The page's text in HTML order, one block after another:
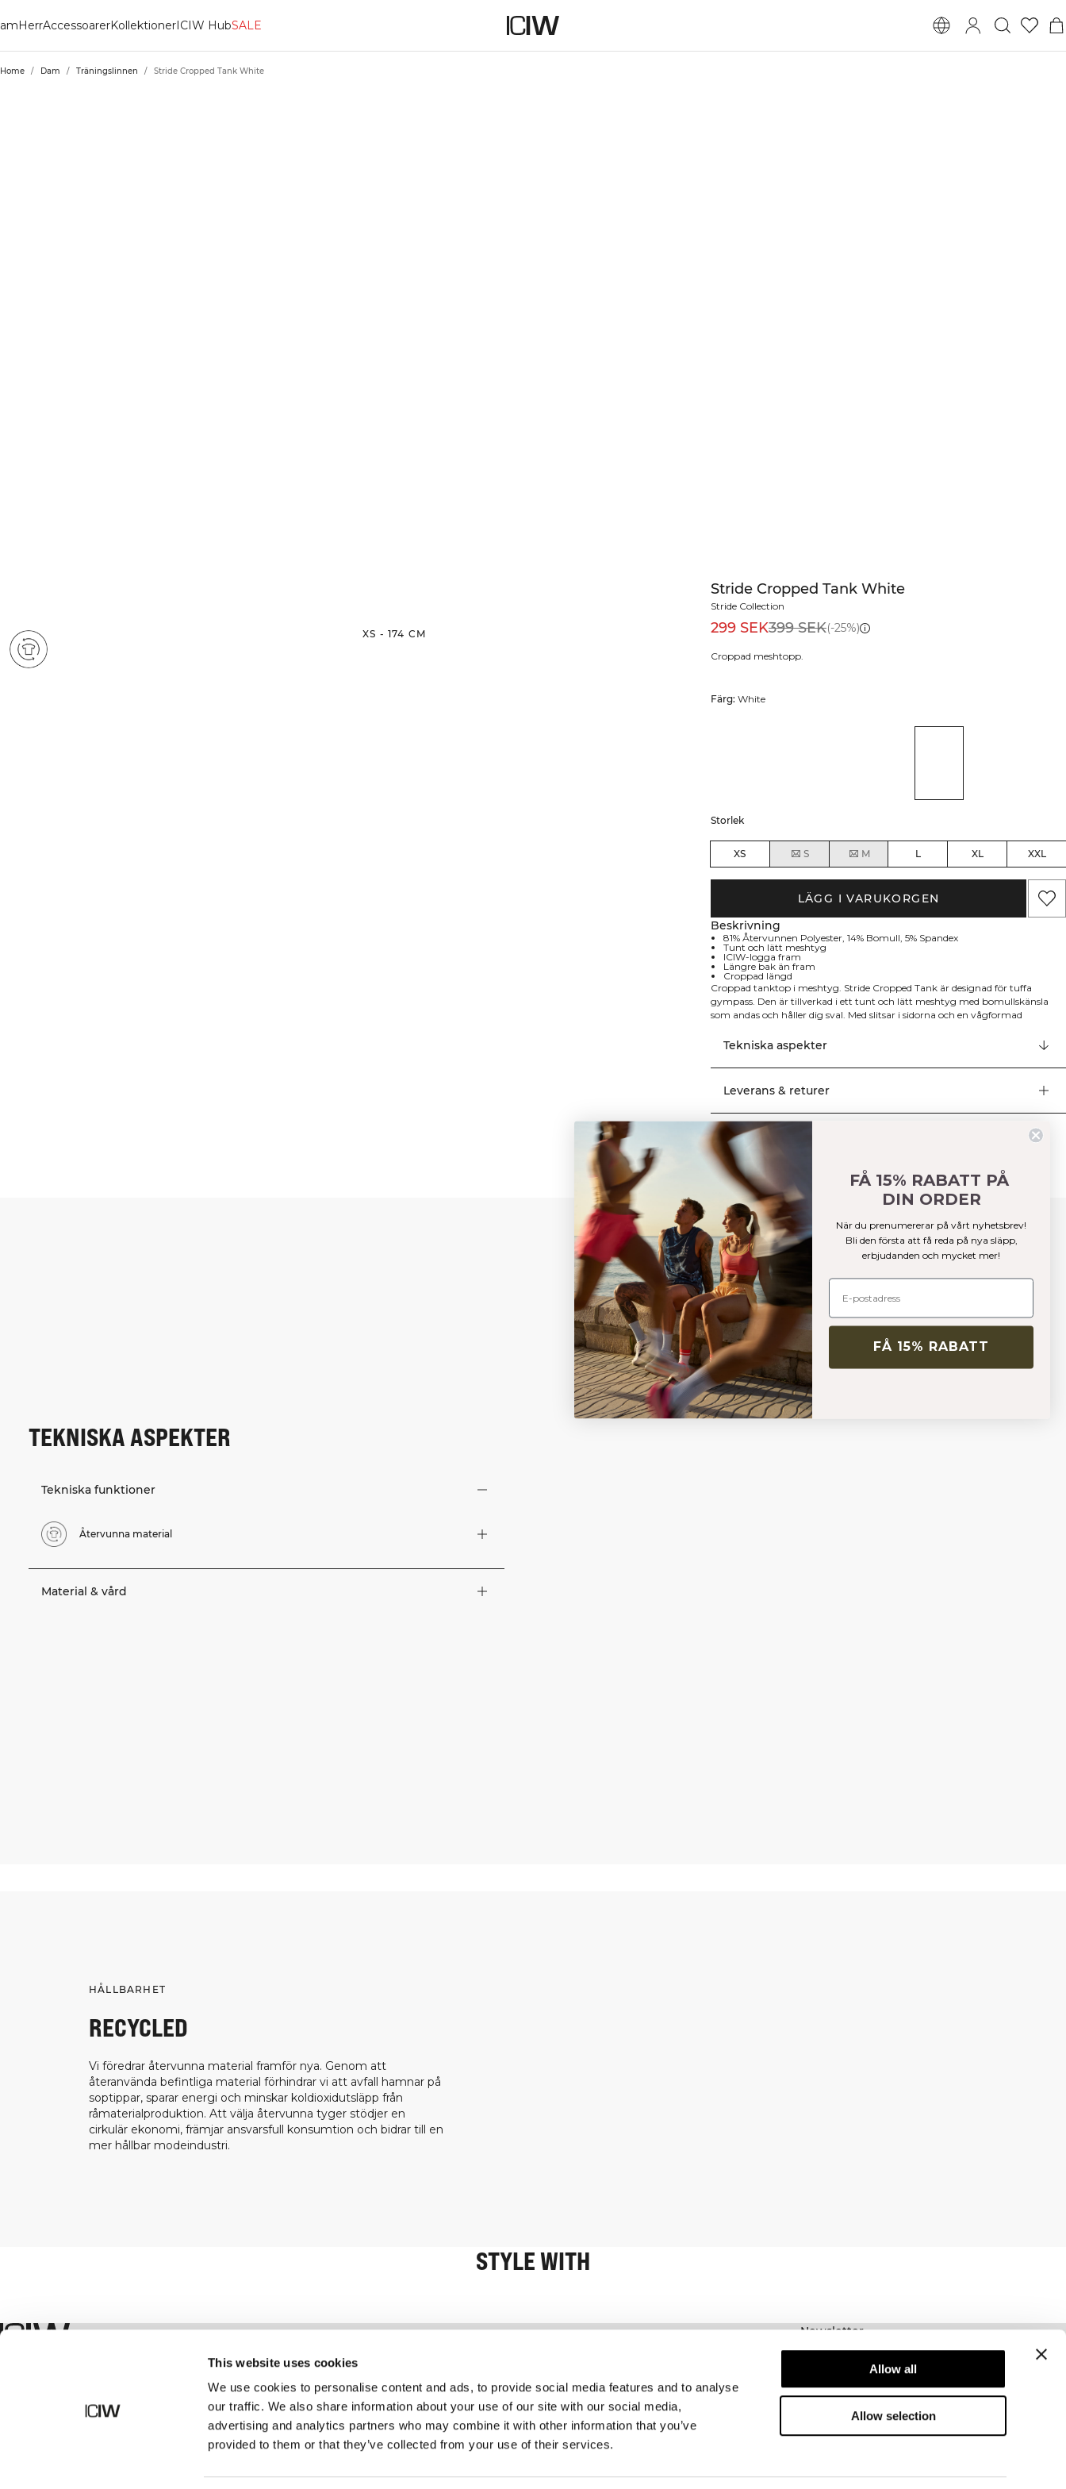
This website uses cookies
We use cookies to personalise content and ads, to provide social media features and to analyse
our traffic. We also share information about your use of our site with our social media,
advertising and analytics partners who may combine it with other information that you’ve
provided to them or that they’ve collected from your use of their services.
Allow all
Allow selection
HerrAccessoarerKollektionerICIW HubSALE
Home / Dam / Träningslinnen / Stride Cropped Tank White
XS - 174 CM
Stride Cropped Tank White
Stride Collection
299 SEK399 SEK(-25%)
Croppad meshtopp.
Färg: White
Storlek
XS S M L XL XXL
LÄGG I VARUKORGEN
Beskrivning
81% Återvunnen Polyester, 14% Bomull, 5% Spandex
Tunt och lätt meshtyg
ICIW-logga fram
Längre bak än fram
Croppad längd
Croppad tanktop i meshtyg. Stride Cropped Tank är designad för tuffa
gympass. Den är tillverkad i ett tunt och lätt meshtyg med bomullskänsla
som andas och håller dig sval. Med slitsar i sidorna och en vågformad
Sidsömmarna är flyttade framåt för en smickrande passform. ICIW-logga
fram. Längre bak. Vågformad nederkant. Slitsar i sidorna. 81% Återvunnen
Polyester, 14% Bomull, 5% Elastan.
Tekniska aspekter
Leverans & returer
Liknande produkter
TEKNISKA ASPEKTER
Tekniska funktioner
Återvunna material
Material & vård
HÅLLBARHET
RECYCLED
Vi föredrar återvunna material framför nya. Genom att
återanvända befintliga material förhindrar vi att avfall hamnar på
soptippar, sparar energi och minskar koldioxidutsläpp från
råmaterialproduktion. Att välja återvunna tyger stödjer en
cirkulär ekonomi, främjar ansvarsfull konsumtion och bidrar till en
mer hållbar modeindustri.
STYLE WITH
Newsletter
Prenumerera på vårt nyhetsbrev! Få exklusiva
erbjudanden, våra senaste nyheter och mycket
mer.
FÅ 15% RABATT PÅ
DIN ORDER
När du prenumererar på vårt nyhetsbrev!
Bli den första att få reda på nya släpp,
erbjudanden och mycket mer!
FÅ 15% RABATT